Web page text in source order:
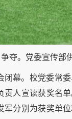
争夺。 党委宣传部
闭幕。校党委常
责人宣读获奖名
军分别为获奖单